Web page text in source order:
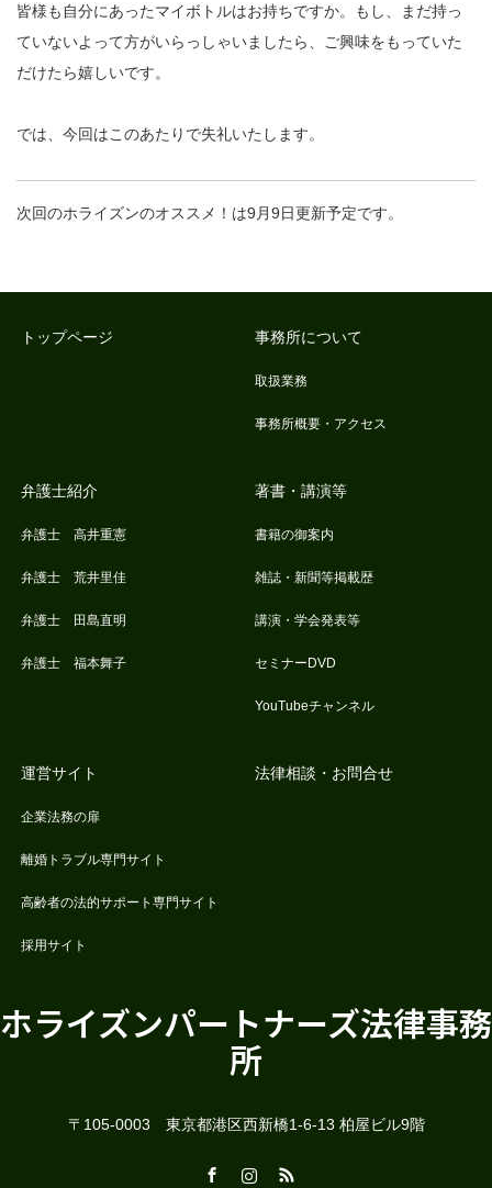
皆様も自分にあったマイボトルはお持ちですか。もし、まだ持っ
ていないよって方がいらっしゃいましたら、ご興味をもっていた
だけたら嬉しいです。
では、今回はこのあたりで失礼いたします。
次回のホライズンのオススメ！は9月9日更新予定です。
トップページ 事務所について
取扱業務
事務所概要・アクセス
弁護士紹介
弁護士 高井重憲
弁護士 荒井里佳
弁護士 田島直明
弁護士 福本舞子
著書・講演等
書籍の御案内
雑誌・新聞等掲載歴
講演・学会発表等
セミナーDVD
YouTubeチャンネル
運営サイト
企業法務の扉
離婚トラブル専門サイト
高齢者の法的サポート専門サイト
採用サイト
法律相談・お問合せ
ホライズンパートナーズ法律事務
所
〒105-0003 東京都港区西新橋1-6-13 柏屋ビル9階